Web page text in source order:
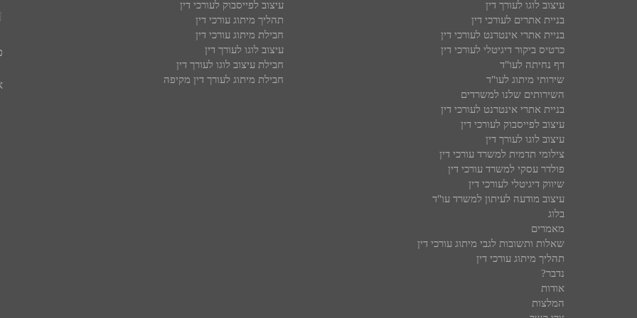
עיצוב לוגו לעורך דין
בניית אתרים לעורכי דין
בניית אתרי אינטרנט לעורכי דין
כרטיס ביקור דיגיטלי לעורכי דין
דף נחיתה לעו"ד
שירותי מיתוג לעו"ד
השירותים שלנו למשרדים
בניית אתרי אינטרנט לעורכי דין
עיצוב לפייסבוק לעורכי דין
עיצוב לוגו לעורך דין
צילומי תדמית למשרד עורכי דין
פולדר עסקי למשרד עורכי דין
שיווק דיגיטלי לעורכי דין
עיצוב מודעה לעיתון למשרד עו"ד
בלוג
מאמרים
שאלות ותשובות לגבי מיתוג עורכי דין
תהליך מיתוג עורכי דין
נדבר?
אודות
המלצות
עיצוב לפייסבוק לעורכי דין
תהליך מיתוג עורכי דין
חבילת מיתוג עורכי דין
עיצוב לוגו לעורך דין
חבילת עיצוב לוגו לעורך דין
חבילת מיתוג לעורך דין מקיפה